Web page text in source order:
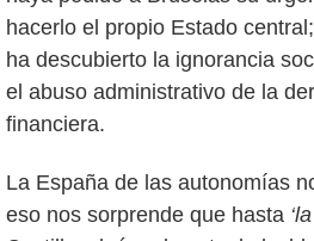
hacerlo el propio Estado
ha descubierto la ignorancia
el abuso administrativo de la
financiera.
La España de las autonomías
eso nos sorprende que hasta